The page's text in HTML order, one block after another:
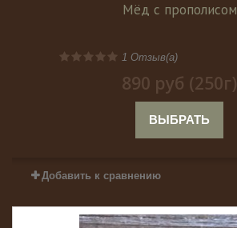
Мёд с прополисом
1 Отзыв(а)
890 руб (250г)
ВЫБРАТЬ
Добавить к сравнению